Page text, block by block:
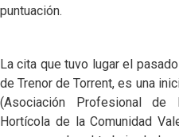
puntuación.
La cita que tuvo lugar el
de Trenor de Torrent, es una
(Asociación Profesional de
Hortícola de la Comunidad